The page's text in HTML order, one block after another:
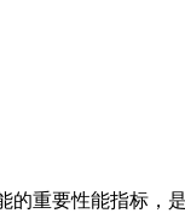
的重要性能指标，